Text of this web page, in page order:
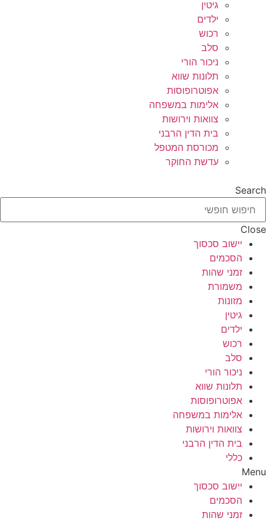
גיטין
ילדים
רכוש
סלב
ניכור הורי
תלונות שווא
אפוטרופוסות
אלימות במשפחה
צוואות וירושות
בית הדין הרבני
מכורסת המטפל
עדשת החוקר
Search
Close
יישוב סכסוך
הסכמים
זמני שהות
משמורת
מזונות
גיטין
ילדים
רכוש
סלב
ניכור הורי
תלונות שווא
אפוטרופוסות
אלימות במשפחה
צוואות וירושות
בית הדין הרבני
כללי
Menu
יישוב סכסוך
הסכמים
זמני שהות